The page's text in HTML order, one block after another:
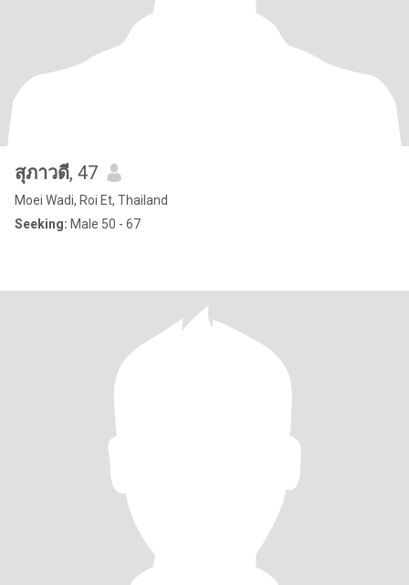
สุภาวดี, 47
Moei Wadi, Roi Et, Thailand
Seeking: Male 50 - 67